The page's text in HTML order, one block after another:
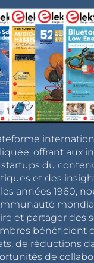
offrant aux
du
et des
années 1960,
et partager des
bénéficient
de réductions
de